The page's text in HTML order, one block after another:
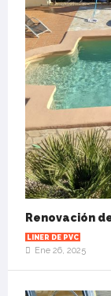
Renovación
LINER DE PVC
Ene 26, 2025